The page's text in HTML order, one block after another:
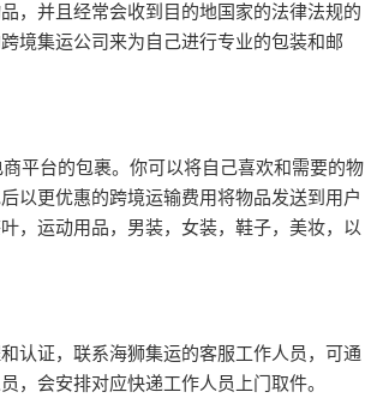
，并且经常会收到目的地国家的法律法规的
境集运公司来为自己进行专业的包装和邮
平台的包裹。你可以将自己喜欢和需要的物
以更优惠的跨境运输费用将物品发送到用户
，运动用品，男装，女装，鞋子，美妆，以
认证，联系海狮集运的客服工作人员，可通
，会安排对应快递工作人员上门取件。